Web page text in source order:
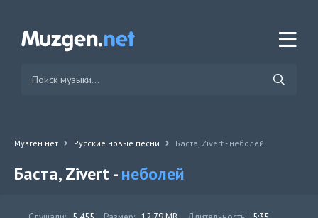
Музген.нет Русские новые песни Баста, Zivert - неболей
Баста, Zivert -неболей